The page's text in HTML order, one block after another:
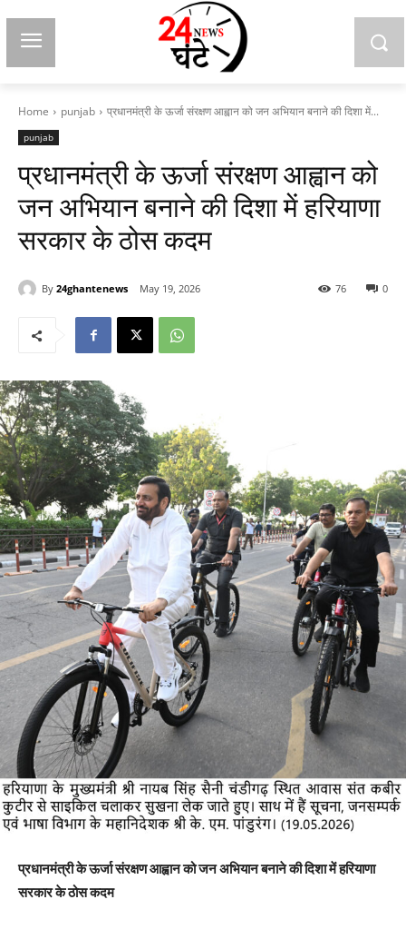
Home punjab प्रधानमंत्री के ऊर्जा संरक्षण आह्वान को जन अभियान बनाने की दिशा में...
punjab
प्रधानमंत्री के ऊर्जा संरक्षण आह्वान को
जन अभियान बनाने की दिशा में हरियाणा
सरकार के ठोस कदम
By 24ghantenews May 19, 2026 0
76
प्रधानमंत्री के ऊर्जा संरक्षण आह्वान को जन अभियान बनाने की दिशा में हरियाणा
सरकार के ठोस कदम